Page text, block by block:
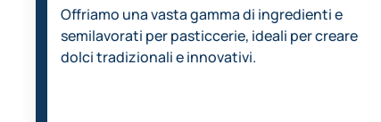
Offriamo una vasta gamma di ingredienti e
semilavorati per pasticcerie, ideali per creare
dolci tradizionali e innovativi.